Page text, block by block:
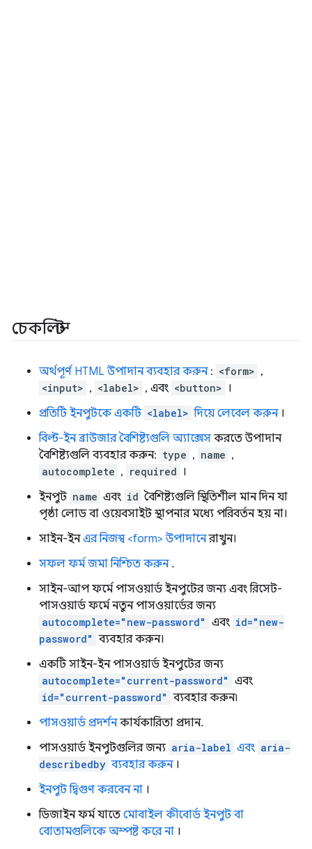
চেকলিস্ট
অর্থপূর্ণ HTML উপাদান ব্যবহার করুন: <form> ,
<input> , <label> , এবং <button> ।
প্রতিটি ইনপুটকে একটি <label> দিয়ে লেবেল করুন।
বিল্ট-ইন ব্রাউজার বৈশিষ্ট্যগুলি অ্যাক্সেস করতে উপাদান
বৈশিষ্ট্যগুলি ব্যবহার করুন: type , name ,
autocomplete , required ।
ইনপুট name এবং id বৈশিষ্ট্যগুলি স্থিতিশীল মান দিন যা
পৃষ্ঠা লোড বা ওয়েবসাইট স্থাপনার মধ্যে পরিবর্তন হয় না।
সাইন-ইনএর নিজস্ব <form> উপাদানেরাখুন।
সফল ফর্ম জমা নিশ্চিত করুন.
সাইন-আপ ফর্মে পাসওয়ার্ড ইনপুটের জন্য এবং রিসেট-
পাসওয়ার্ড ফর্মে নতুন পাসওয়ার্ডের জন্য
autocomplete="new-password" এবং id="new-
password" ব্যবহার করুন।
একটি সাইন-ইন পাসওয়ার্ড ইনপুটের জন্য
autocomplete="current-password" এবং
id="current-password" ব্যবহার করুন৷
পাসওয়ার্ড প্রদর্শনকার্যকারিতা প্রদান.
পাসওয়ার্ড ইনপুটগুলির জন্য aria-label এবং aria-
describedby ব্যবহার করুন।
ইনপুট দ্বিগুণ করবেন না ।
ডিজাইন ফর্ম যাতে মোবাইল কীবোর্ড ইনপুট বা
বোতামগুলিকে অস্পষ্ট করে না ।